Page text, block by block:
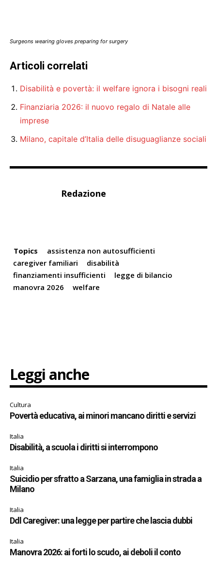
Surgeons wearing gloves preparing for surgery
Articoli correlati
Disabilità e povertà: il welfare ignora i bisogni reali
Finanziaria 2026: il nuovo regalo di Natale alle
imprese
Milano, capitale d’Italia delle disuguaglianze sociali
Redazione
Topics
assistenza non autosufficienti
caregiver familiari
disabilità
finanziamenti insufficienti
legge di bilancio
manovra 2026
welfare
Leggi anche
Cultura
Povertà educativa, ai minori mancano diritti e servizi
Italia
Disabilità, a scuola i diritti si interrompono
Italia
Suicidio per sfratto a Sarzana, una famiglia in strada a
Milano
Italia
Ddl Caregiver: una legge per partire che lascia dubbi
Italia
Manovra 2026: ai forti lo scudo, ai deboli il conto